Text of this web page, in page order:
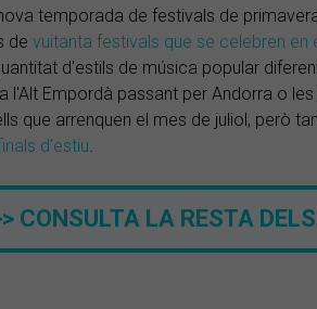
temporada de festivals de
de vuitanta festivals que se celebren en
d'estils de música popular
l'Alt Empordà passant per Andorra o
que arrenquen el mes de juliol, però
d'estiu
CONSULTA LA RESTA